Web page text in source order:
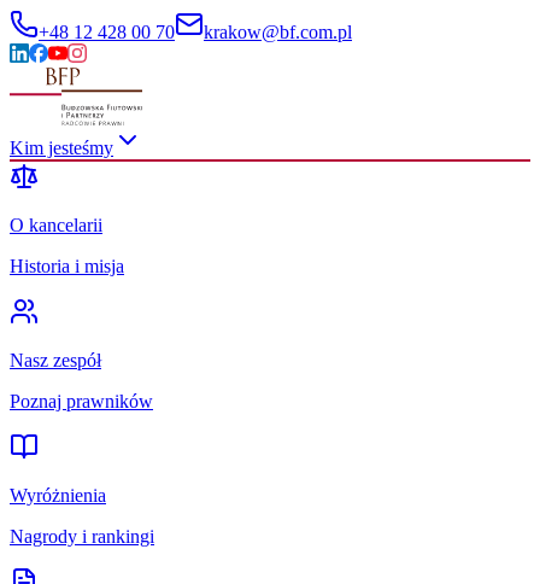
+48 12 428 00 70 krakow@bf.com.pl
Kim jesteśmy
O kancelarii
Historia i misja
Nasz zespół
Poznaj prawników
Wyróżnienia
Nagrody i rankingi